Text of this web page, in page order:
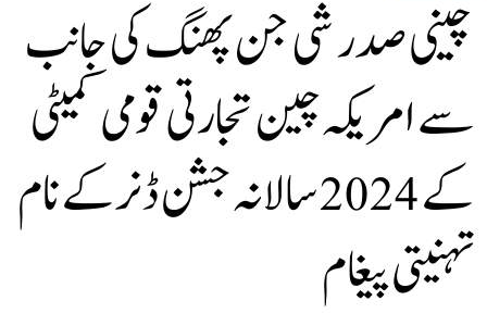
چینی صدر شی جن پھنگ کی جانب
سے امریکہ چین تجارتی قومی کمیٹی
کے 2024 سالانہ جشن ڈنر کے نام
تہنیتی پیغام